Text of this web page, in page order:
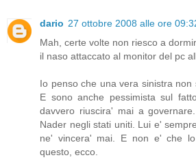
dario 27 ottobre 2008 alle ore
Mah, certe volte non riesco a
il naso attaccato al monitor del pc
Io penso che una vera sinistra non
E sono anche pessimista sul
davvero riuscira' mai a
Nader negli stati uniti. Lui e'
ne' vincera' mai. E non e' che
questo, ecco.